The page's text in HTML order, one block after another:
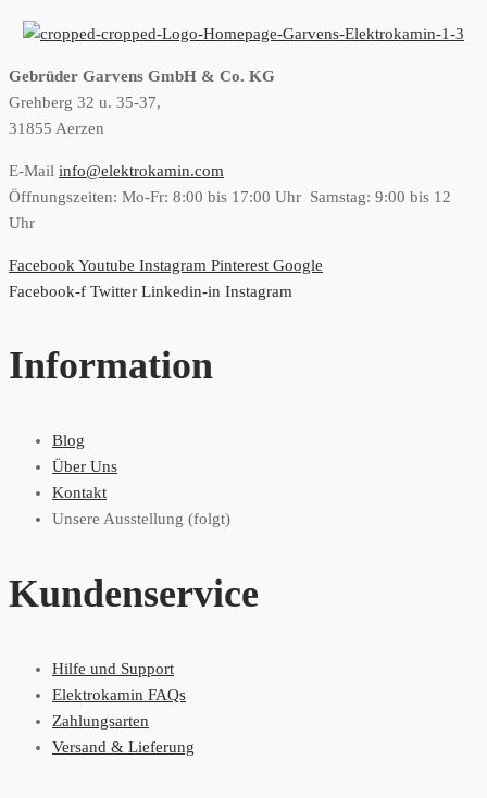
Gebrüder Garvens GmbH & Co. KG
Grehberg 32 u. 35-37,
31855 Aerzen
E-Mail info@elektrokamin.com
Öffnungszeiten: Mo-Fr: 8:00 bis 17:00 Uhr Samstag: 9:00 bis 12
Uhr
Facebook Youtube Instagram Pinterest Google
Facebook-f Twitter Linkedin-in Instagram
Information
Blog
Über Uns
Kontakt
Unsere Ausstellung (folgt)
Kundenservice
Hilfe und Support
Elektrokamin FAQs
Zahlungsarten
Versand & Lieferung